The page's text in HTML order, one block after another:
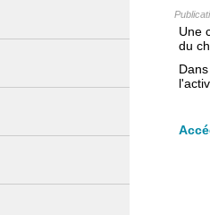
Une
du